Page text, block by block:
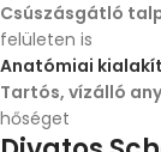
Csúszásgátló
felületen is
Anatómiai
Tartós, vízálló
hőséget